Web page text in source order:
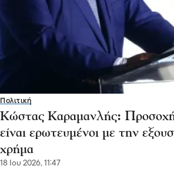
Πολιτική
Κώστας Καραμανλής:
είναι ερωτευμένοι με την
χρήμα
18 Ιου 2026, 11:47